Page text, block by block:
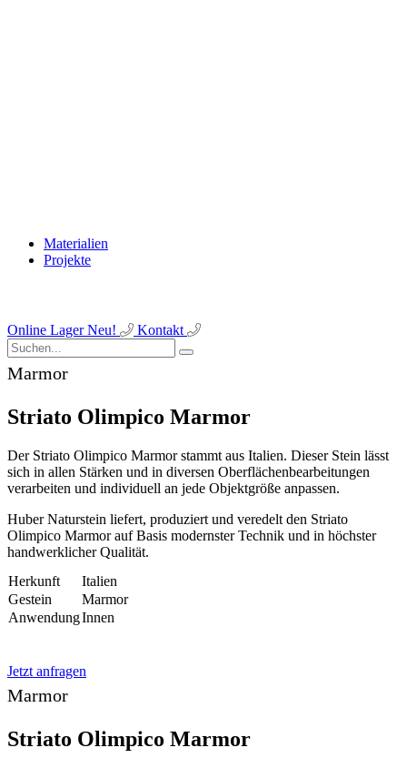
Materialien
Projekte
Online LagerNeu! Kontakt
Marmor
Striato Olimpico Marmor
Der Striato Olimpico Marmor stammt aus Italien. Dieser Stein lässt
sich in allen Stärken und in diversen Oberflächenbearbeitungen
verarbeiten und individuell an jede Objektgröße anpassen.
Huber Naturstein liefert, produziert und veredelt den Striato
Olimpico Marmor auf Basis modernster Technik und in höchster
handwerklicher Qualität.
Herkunft
Italien
Gestein
Marmor
AnwendungInnen
Jetzt anfragen
Marmor
Striato Olimpico Marmor